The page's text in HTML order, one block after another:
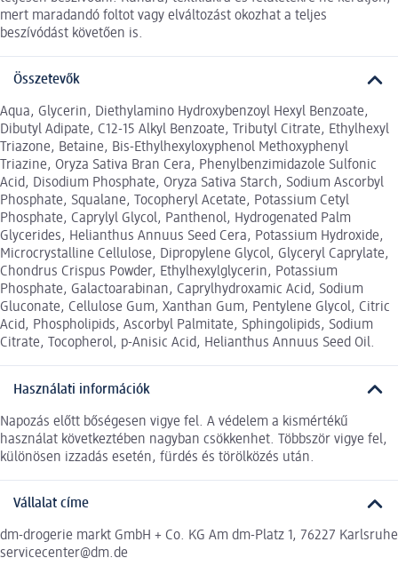
mert maradandó foltot vagy elváltozást okozhat a teljes
beszívódást követően is.
Összetevők
Aqua, Glycerin, Diethylamino Hydroxybenzoyl Hexyl Benzoate,
Dibutyl Adipate, C12-15 Alkyl Benzoate, Tributyl Citrate, Ethylhexyl
Triazone, Betaine, Bis-Ethylhexyloxyphenol Methoxyphenyl
Triazine, Oryza Sativa Bran Cera, Phenylbenzimidazole Sulfonic
Acid, Disodium Phosphate, Oryza Sativa Starch, Sodium Ascorbyl
Phosphate, Squalane, Tocopheryl Acetate, Potassium Cetyl
Phosphate, Caprylyl Glycol, Panthenol, Hydrogenated Palm
Glycerides, Helianthus Annuus Seed Cera, Potassium Hydroxide,
Microcrystalline Cellulose, Dipropylene Glycol, Glyceryl Caprylate,
Chondrus Crispus Powder, Ethylhexylglycerin, Potassium
Phosphate, Galactoarabinan, Caprylhydroxamic Acid, Sodium
Gluconate, Cellulose Gum, Xanthan Gum, Pentylene Glycol, Citric
Acid, Phospholipids, Ascorbyl Palmitate, Sphingolipids, Sodium
Citrate, Tocopherol, p-Anisic Acid, Helianthus Annuus Seed Oil.
Használati információk
Napozás előtt bőségesen vigye fel. A védelem a kismértékű
használat következtében nagyban csökkenhet. Többször vigye fel,
különösen izzadás esetén, fürdés és törölközés után.
Vállalat címe
dm-drogerie markt GmbH + Co. KG Am dm-Platz 1, 76227 Karlsruhe
servicecenter@dm.de